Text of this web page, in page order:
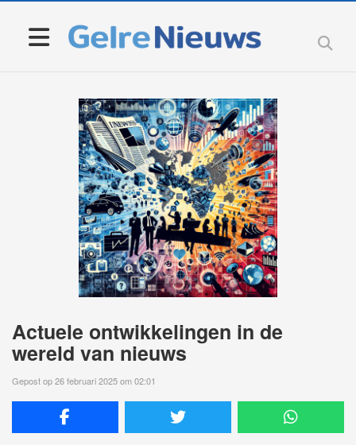
Actuele ontwikkelingen in de
wereld van nieuws
Gepost op 26 februari 2025 om 02:01